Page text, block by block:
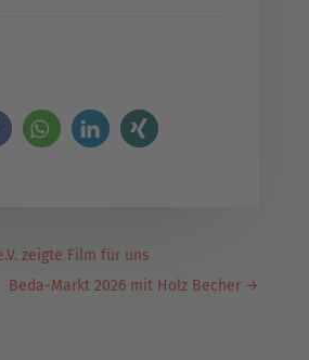
zeigte Film für uns
Beda-Markt 2026 mit Holz Becher →